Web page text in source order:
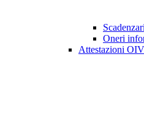
Oneri
Attestazioni